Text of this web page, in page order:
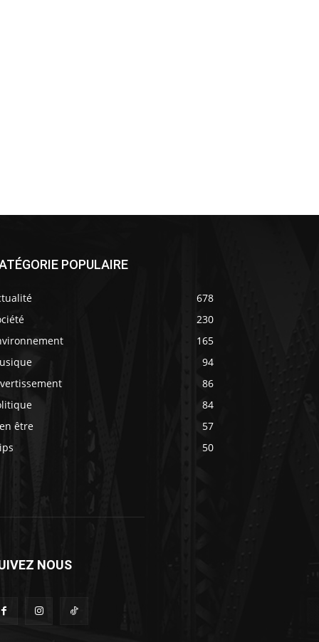
POPULAIRE
678
230
165
94
86
84
être
57
50
NOUS